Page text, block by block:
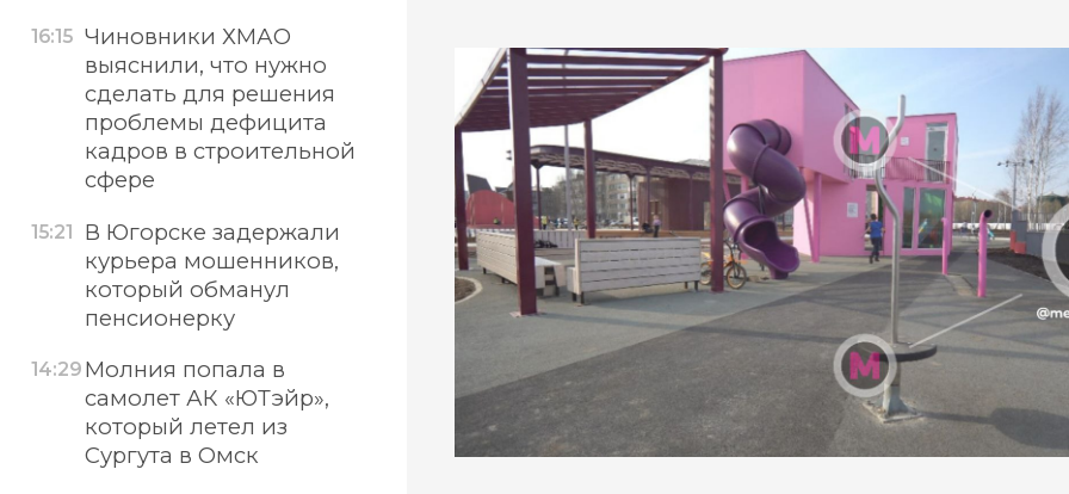
16:15 Чиновники ХМАО
выяснили, что нужно
сделать для решения
проблемы дефицита
кадров в строительной
сфере
15:21
В Югорске задержали
курьера мошенников,
который обманул
пенсионерку
14:29 Молния попала в
самолет АК «ЮТэйр»,
который летел из
Сургута в Омск